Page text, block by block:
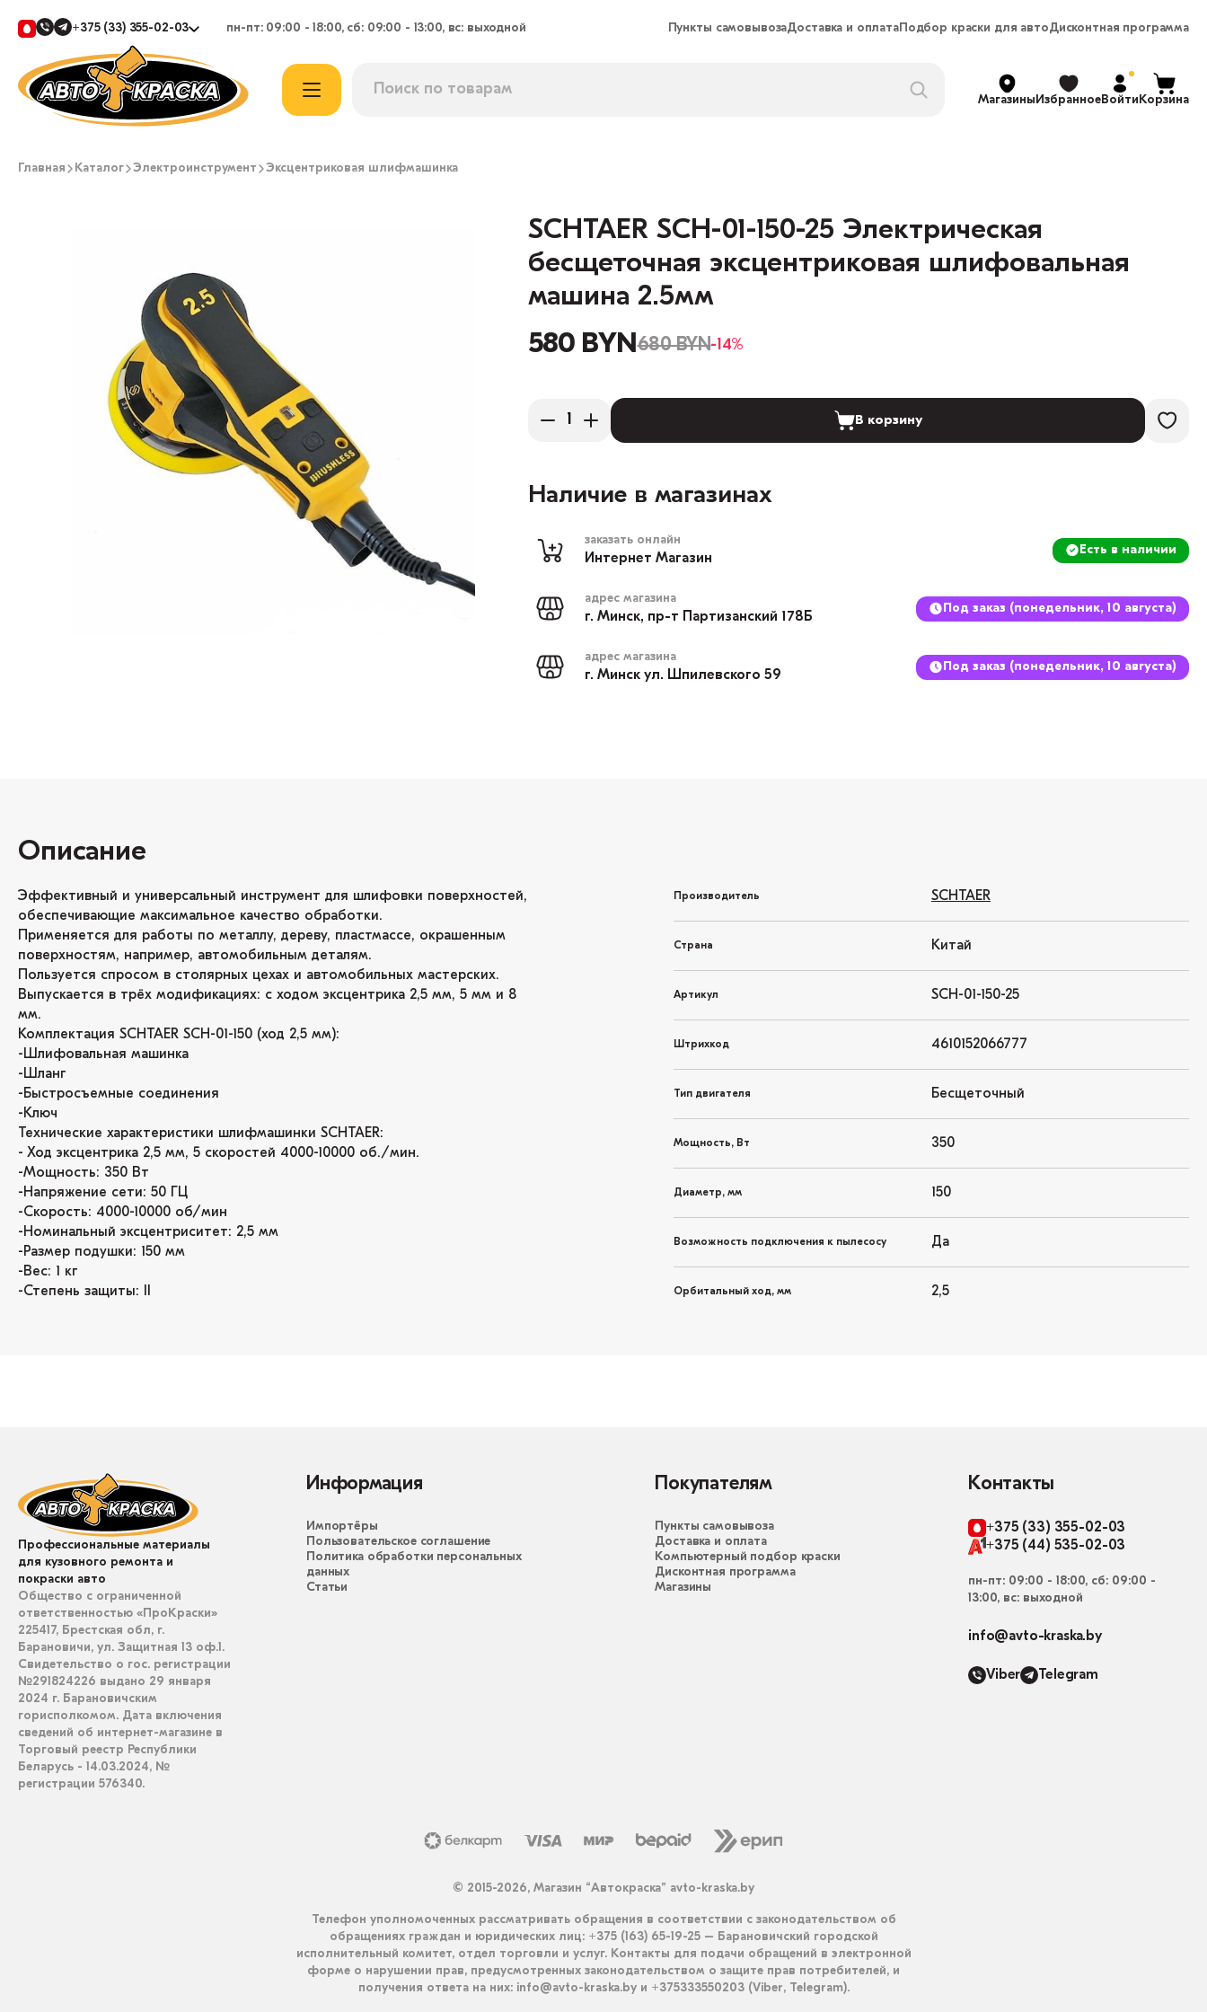
+375 (33) 355-02-03 пн-пт: 09:00 - 18:00, сб: 09:00 - 13:00, вс: выходной Пункты самовывозаДоставка и оплатаПодбор краски для автоДисконтная программа
МагазиныИзбранноеВойтиКорзина
Главная Каталог Электроинструмент Эксцентриковая шлифмашинка
SCHTAER SCH-01-150-25 Электрическая
бесщеточная эксцентриковая шлифовальная
машина 2.5мм
580 BYN680 BYN-14%
В корзину
Наличие в магазинах
заказать онлайн
Интернет Магазин
Есть в наличии
адрес магазина
г. Минск, пр-т Партизанский 178Б
Под заказ (понедельник, 10 августа)
адрес магазина
г. Минск ул. Шпилевского 59
Под заказ (понедельник, 10 августа)
Описание
Эффективный и универсальный инструмент для шлифовки поверхностей,
обеспечивающие максимальное качество обработки.
Применяется для работы по металлу, дереву, пластмассе, окрашенным
поверхностям, например, автомобильным деталям.
Пользуется спросом в столярных цехах и автомобильных мастерских.
Выпускается в трёх модификациях: с ходом эксцентрика 2,5 мм, 5 мм и 8
мм.
Комплектация SCHTAER SCH-01-150 (ход 2,5 мм):
-Шлифовальная машинка
-Шланг
-Быстросъемные соединения
-Ключ
Технические характеристики шлифмашинки SCHTAER:
- Ход эксцентрика 2,5 мм, 5 скоростей 4000-10000 об./мин.
-Мощность: 350 Вт
-Напряжение сети: 50 ГЦ
-Скорость: 4000-10000 об/мин
-Номинальный эксцентриситет: 2,5 мм
-Размер подушки: 150 мм
-Вес: 1 кг
-Степень защиты: II
Производитель SCHTAER
Страна Китай
Артикул SCH-01-150-25
Штрихкод 4610152066777
Тип двигателя Бесщеточный
Мощность, Вт 350
Диаметр, мм 150
Возможность подключения к пылесосу Да
Орбитальный ход, мм 2,5
Профессиональные материалы
для кузовного ремонта и
покраски авто
Общество с ограниченной
ответственностью «ПроКраски»
225417, Брестская обл, г.
Барановичи, ул. Защитная 13 оф.1.
Свидетельство о гос. регистрации
№291824226 выдано 29 января
2024 г. Барановичским
горисполкомом. Дата включения
сведений об интернет-магазине в
Торговый реестр Республики
Беларусь - 14.03.2024, №
регистрации 576340.
Информация
Импортёры
Пользовательское соглашение
Политика обработки персональных
данных
Статьи
Покупателям
Пункты самовывоза
Доставка и оплата
Компьютерный подбор краски
Дисконтная программа
Магазины
Контакты
+375 (33) 355-02-03
+375 (44) 535-02-03
пн-пт: 09:00 - 18:00, сб: 09:00 -
13:00, вс: выходной
info@avto-kraska.by
Viber Telegram
© 2015-2026, Магазин “Автокраска” avto-kraska.by
Телефон уполномоченных рассматривать обращения в соответствии с законодательством об
обращениях граждан и юридических лиц: +375 (163) 65-19-25 – Барановичский городской
исполнительный комитет, отдел торговли и услуг. Контакты для подачи обращений в электронной
форме о нарушении прав, предусмотренных законодательством о защите прав потребителей, и
получения ответа на них: info@avto-kraska.by и +375333550203 (Viber, Telegram).